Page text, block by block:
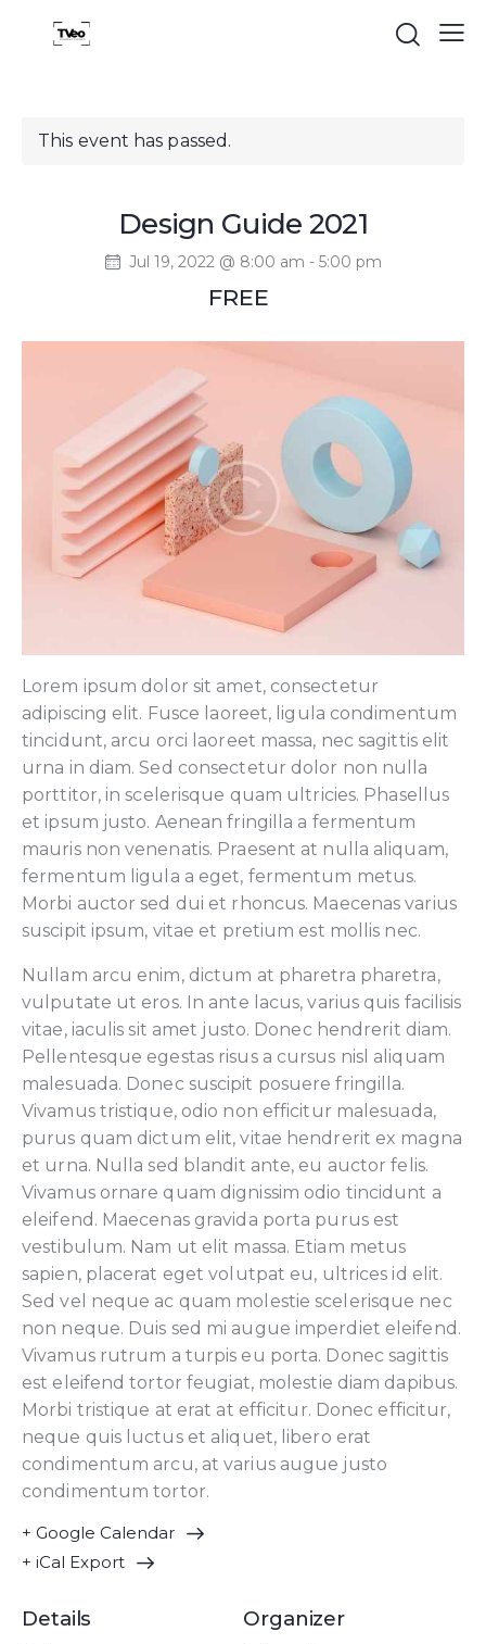
This event has passed.
Design Guide 2021
Jul 19, 2022 @ 8:00 am - 5:00 pm
FREE
Lorem ipsum dolor sit amet, consectetur
adipiscing elit. Fusce laoreet, ligula condimentum
tincidunt, arcu orci laoreet massa, nec sagittis elit
urna in diam. Sed consectetur dolor non nulla
porttitor, in scelerisque quam ultricies. Phasellus
et ipsum justo. Aenean fringilla a fermentum
mauris non venenatis. Praesent at nulla aliquam,
fermentum ligula a eget, fermentum metus.
Morbi auctor sed dui et rhoncus. Maecenas varius
suscipit ipsum, vitae et pretium est mollis nec.
Nullam arcu enim, dictum at pharetra pharetra,
vulputate ut eros. In ante lacus, varius quis facilisis
vitae, iaculis sit amet justo. Donec hendrerit diam.
Pellentesque egestas risus a cursus nisl aliquam
malesuada. Donec suscipit posuere fringilla.
Vivamus tristique, odio non efficitur malesuada,
purus quam dictum elit, vitae hendrerit ex magna
et urna. Nulla sed blandit ante, eu auctor felis.
Vivamus ornare quam dignissim odio tincidunt a
eleifend. Maecenas gravida porta purus est
vestibulum. Nam ut elit massa. Etiam metus
sapien, placerat eget volutpat eu, ultrices id elit.
Sed vel neque ac quam molestie scelerisque nec
non neque. Duis sed mi augue imperdiet eleifend.
Vivamus rutrum a turpis eu porta. Donec sagittis
est eleifend tortor feugiat, molestie diam dapibus.
Morbi tristique at erat at efficitur. Donec efficitur,
neque quis luctus et aliquet, libero erat
condimentum arcu, at varius augue justo
condimentum tortor.
+ Google Calendar
+ iCal Export
Details Organizer